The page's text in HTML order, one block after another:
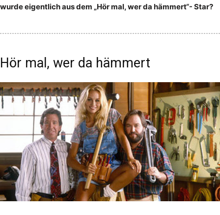
wurde eigentlich aus dem „Hör mal, wer da hämmert“- Star?
Hör mal, wer da hämmert